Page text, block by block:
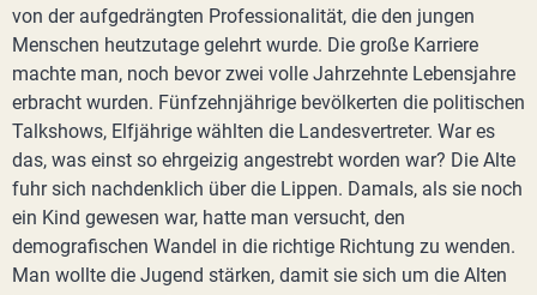
von der aufgedrängten Professionalität, die den jungen
Menschen heutzutage gelehrt wurde. Die große Karriere
machte man, noch bevor zwei volle Jahrzehnte Lebensjahre
erbracht wurden. Fünfzehnjährige bevölkerten die politischen
Talkshows, Elfjährige wählten die Landesvertreter. War es
das, was einst so ehrgeizig angestrebt worden war? Die Alte
fuhr sich nachdenklich über die Lippen. Damals, als sie noch
ein Kind gewesen war, hatte man versucht, den
demografischen Wandel in die richtige Richtung zu wenden.
Man wollte die Jugend stärken, damit sie sich um die Alten